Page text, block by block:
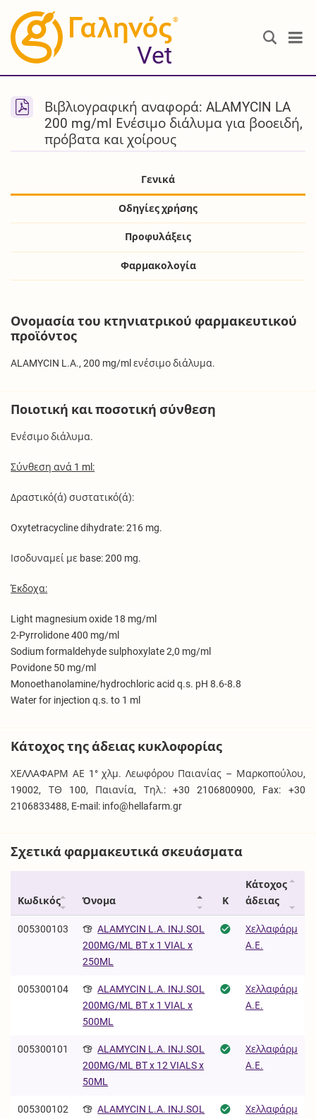
®
Vet
Βιβλιογραφική αναφορά: ALAMYCIN LA
200 mg/ml Ενέσιμο διάλυμα για βοοειδή,
πρόβατα και χοίρους
Γενικά
Οδηγίες χρήσης
Προφυλάξεις
Φαρμακολογία
Ονομασία του κτηνιατρικού φαρμακευτικού
προϊόντος
ALAMYCIN L.A., 200 mg/ml ενέσιμο διάλυμα.
Ποιοτική και ποσοτική σύνθεση
Ενέσιμο διάλυμα.
Σύνθεση ανά 1 ml:
Δραστικό(ά) συστατικό(ά):
Oxytetracycline dihydrate: 216 mg.
Ισοδυναμεί με base: 200 mg.
Έκδοχα:
Light magnesium oxide 18 mg/ml
2-Pyrrolidone 400 mg/ml
Sodium formaldehyde sulphoxylate 2,0 mg/ml
Povidone 50 mg/ml
Monoethanolamine/hydrochloric acid q.s. pH 8.6-8.8
Water for injection q.s. to 1 ml
Κάτοχος της άδειας κυκλοφορίας
ΧΕΛΛΑΦΑΡΜ ΑΕ 1° χλμ. Λεωφόρου Παιανίας – Μαρκοπούλου,
19002, ΤΘ 100, Παιανία, Τηλ.: +30 2106800900, Fax: +30
2106833488, E-mail: info@hellafarm.gr
Σχετικά φαρμακευτικά σκευάσματα
Κωδικός Όνομα Κ
Κάτοχος
άδειας
005300103
ALAMYCIN L.A. INJ.SOL
200MG/ML BT x 1 VIAL x
250ML
Χελλαφάρμ
Α.Ε.
005300104
ALAMYCIN L.A. INJ.SOL
200MG/ML BT x 1 VIAL x
500ML
Χελλαφάρμ
Α.Ε.
005300101
ALAMYCIN L.A. INJ.SOL
200MG/ML BT x 12 VIALS x
50ML
Χελλαφάρμ
Α.Ε.
005300102
ALAMYCIN L.A. INJ.SOL
Χελλαφάρμ